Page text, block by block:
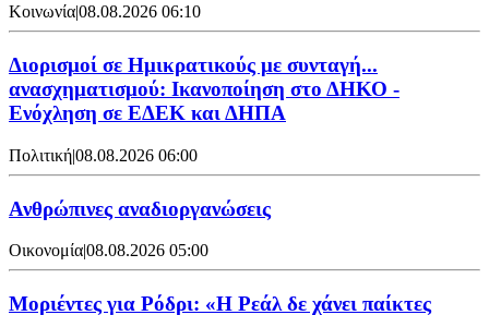
Κοινωνία|08.08.2026 06:10
Διορισμοί σε Ημικρατικούς με συνταγή...
ανασχηματισμού: Ικανοποίηση στο ΔΗΚΟ -
Ενόχληση σε ΕΔΕΚ και ΔΗΠΑ
Πολιτική|08.08.2026 06:00
Ανθρώπινες αναδιοργανώσεις
Οικονομία|08.08.2026 05:00
Μοριέντες για Ρόδρι: «Η Ρεάλ δε χάνει παίκτες